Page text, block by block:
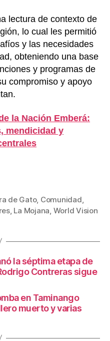
lectura de contexto de
lo cual les permitió
y las necesidades
obteniendo una base
y programas de
compromiso y apoyo
la Nación Emberá:
mendicidad y
de Gato, Comunidad,
, La Mojana, World Vision
la séptima etapa de
Contreras sigue
en Taminango
muerto y varias